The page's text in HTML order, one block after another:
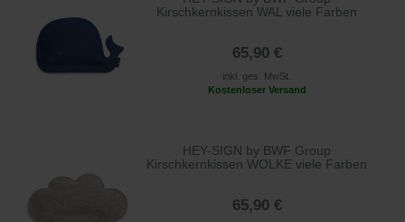
Kirschkernkissen WAL viele Farben
65,90 €
inkl. ges. MwSt.
Kostenloser Versand
HEY-SIGN by BWF Group
Kirschkernkissen WOLKE viele Farben
65,90 €